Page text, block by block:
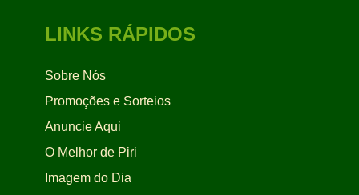
LINKS RÁPIDOS
Sobre Nós
Promoções e Sorteios
Anuncie Aqui
O Melhor de Piri
Imagem do Dia